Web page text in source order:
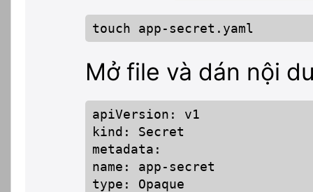
touch app-secret.yaml
Mở file và dán nội
apiVersion: v1
kind: Secret
metadata:
name: app-secret
type: Opaque